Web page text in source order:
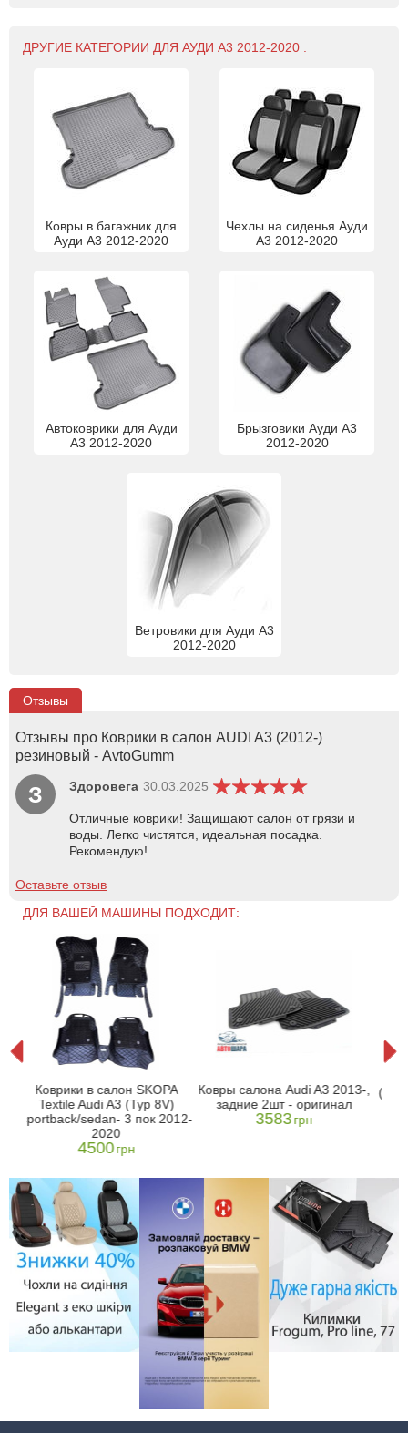
ДРУГИЕ КАТЕГОРИИ ДЛЯ АУДИ А3 2012-2020 :
Ковры в багажник для
Ауди А3 2012-2020
Чехлы на сиденья Ауди
А3 2012-2020
Автоковрики для Ауди
А3 2012-2020
Брызговики Ауди А3
2012-2020
Ветровики для Ауди А3
2012-2020
Отзывы
Отзывы про Коврики в салон AUDI A3 (2012-)
резиновый - AvtoGumm
З Здоровега 30.03.2025
Отличные коврики! Защищают салон от грязи и
воды. Легко чистятся, идеальная посадка.
Рекомендую!
Оставьте отзыв
ДЛЯ ВАШЕЙ МАШИНЫ ПОДХОДИТ:
Коврики в салон SKOPA
Textile Audi A3 (Typ 8V)
sportback/sedan- 3 пок 2012-
2020
4500грн
Ковры салона Audi A3 2013-,
задние 2шт - оригинал
3583грн